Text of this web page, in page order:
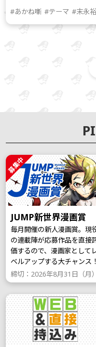
#あかね噺 #テーマ #末永
募集中
JUMP新世界漫画賞
毎月開催の新人漫画賞。現
の連載陣が応募作品を直接
価するので、漫画家として
ベルアップする大チャンス！
締切：2026年8月31日（月）